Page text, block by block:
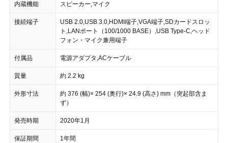
内蔵機能 スピーカー,マイク
接続端子
USB 2.0,USB 3.0,HDMI端子,VGA端子,SDカードスロッ
ト,LANポート（100/1000 BASE）,USB Type-C,ヘッド
フォン・マイク兼用端子
付属品 電源アダプタ,ACケーブル
質量 約 2.2 kg
外形寸法
約 376 (幅)× 254 (奥行)× 24.9 (高さ) mm（突起部含ま
ず）
発売時期 2020年1月
保証期間 1年間